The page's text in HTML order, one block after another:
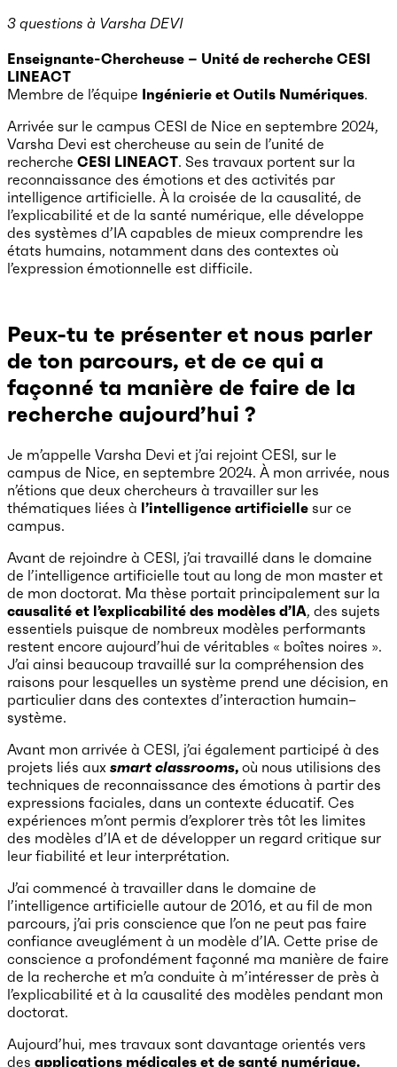
3 questions à Varsha DEVI
Enseignante-Chercheuse – Unité de recherche CESI
LINEACT
Membre de l’équipe Ingénierie et Outils Numériques.
Arrivée sur le campus CESI de Nice en septembre 2024,
Varsha Devi est chercheuse au sein de l’unité de
recherche CESI LINEACT. Ses travaux portent sur la
reconnaissance des émotions et des activités par
intelligence artificielle. À la croisée de la causalité, de
l’explicabilité et de la santé numérique, elle développe
des systèmes d’IA capables de mieux comprendre les
états humains, notamment dans des contextes où
l’expression émotionnelle est difficile.
Peux-tu te présenter et nous parler
de ton parcours, et de ce qui a
façonné ta manière de faire de la
recherche aujourd’hui ?
Je m’appelle Varsha Devi et j’ai rejoint CESI, sur le
campus de Nice, en septembre 2024. À mon arrivée, nous
n’étions que deux chercheurs à travailler sur les
thématiques liées à l’intelligence artificielle sur ce
campus.
Avant de rejoindre à CESI, j’ai travaillé dans le domaine
de l’intelligence artificielle tout au long de mon master et
de mon doctorat. Ma thèse portait principalement sur la
causalité et l’explicabilité des modèles d’IA, des sujets
essentiels puisque de nombreux modèles performants
restent encore aujourd’hui de véritables « boîtes noires ».
J’ai ainsi beaucoup travaillé sur la compréhension des
raisons pour lesquelles un système prend une décision, en
particulier dans des contextes d’interaction humain–
système.
Avant mon arrivée à CESI, j’ai également participé à des
projets liés aux smart classrooms, où nous utilisions des
techniques de reconnaissance des émotions à partir des
expressions faciales, dans un contexte éducatif. Ces
expériences m’ont permis d’explorer très tôt les limites
des modèles d’IA et de développer un regard critique sur
leur fiabilité et leur interprétation.
J’ai commencé à travailler dans le domaine de
l’intelligence artificielle autour de 2016, et au fil de mon
parcours, j’ai pris conscience que l’on ne peut pas faire
confiance aveuglément à un modèle d’IA. Cette prise de
conscience a profondément façonné ma manière de faire
de la recherche et m’a conduite à m’intéresser de près à
l’explicabilité et à la causalité des modèles pendant mon
doctorat.
Aujourd’hui, mes travaux sont davantage orientés vers
des applications médicales et de santé numérique.